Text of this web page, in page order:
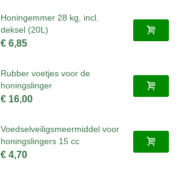
Honingemmer 28 kg, incl.
deksel (20L)
€ 6,85
Rubber voetjes voor de
honingslinger
€ 16,00
Voedselveiligsmeermiddel voor
honingslingers 15 cc
€ 4,70